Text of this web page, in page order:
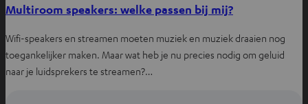
Multiroom speakers: welke passen bij mij?
Wifi-speakers en streamen moeten muziek en muziek draaien nog
toegankelijker maken. Maar wat heb je nu precies nodig om geluid
naar je luidsprekers te streamen?…